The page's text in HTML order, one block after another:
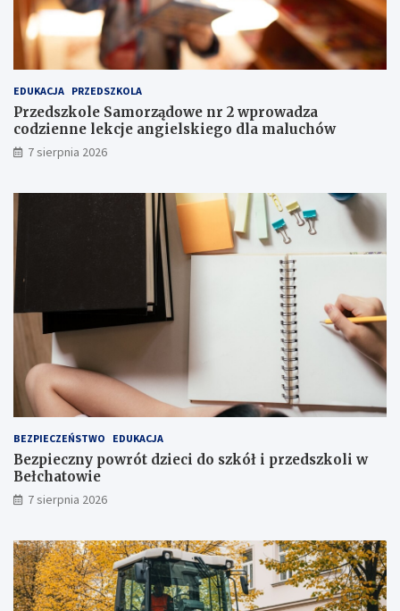
e
e
m
o
c
j
i
a
t
r
a
k
c
j
ż
u
ż
,
t
u
ż
ż
e
n
i
e
I
I
s
t
o
p
n
i
EDUKACJA PRZEDSZKOLA
Przedszkole Samorządowe nr 2 wprowadza
codzienne lekcje angielskiego dla maluchów
7 sierpnia 2026
BEZPIECZEŃSTWO EDUKACJA
Bezpieczny powrót dzieci do szkół i przedszkoli w
Bełchatowie
7 sierpnia 2026